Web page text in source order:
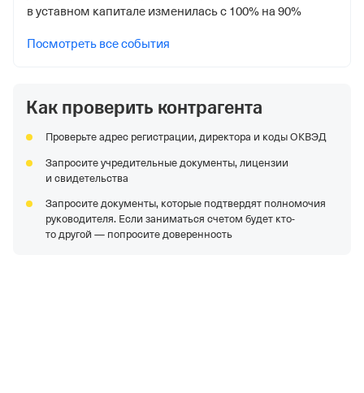
в уставном капитале изменилась с 100% на 90%
Посмотреть все события
Как проверить контрагента
Проверьте адрес регистрации, директора и коды ОКВЭД
Запросите учредительные документы, лицензии
и свидетельства
Запросите документы, которые подтвердят полномочия
руководителя. Если заниматься счетом будет кто-
то другой — попросите доверенность